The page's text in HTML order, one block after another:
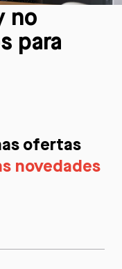
no
para
ofertas
novedades